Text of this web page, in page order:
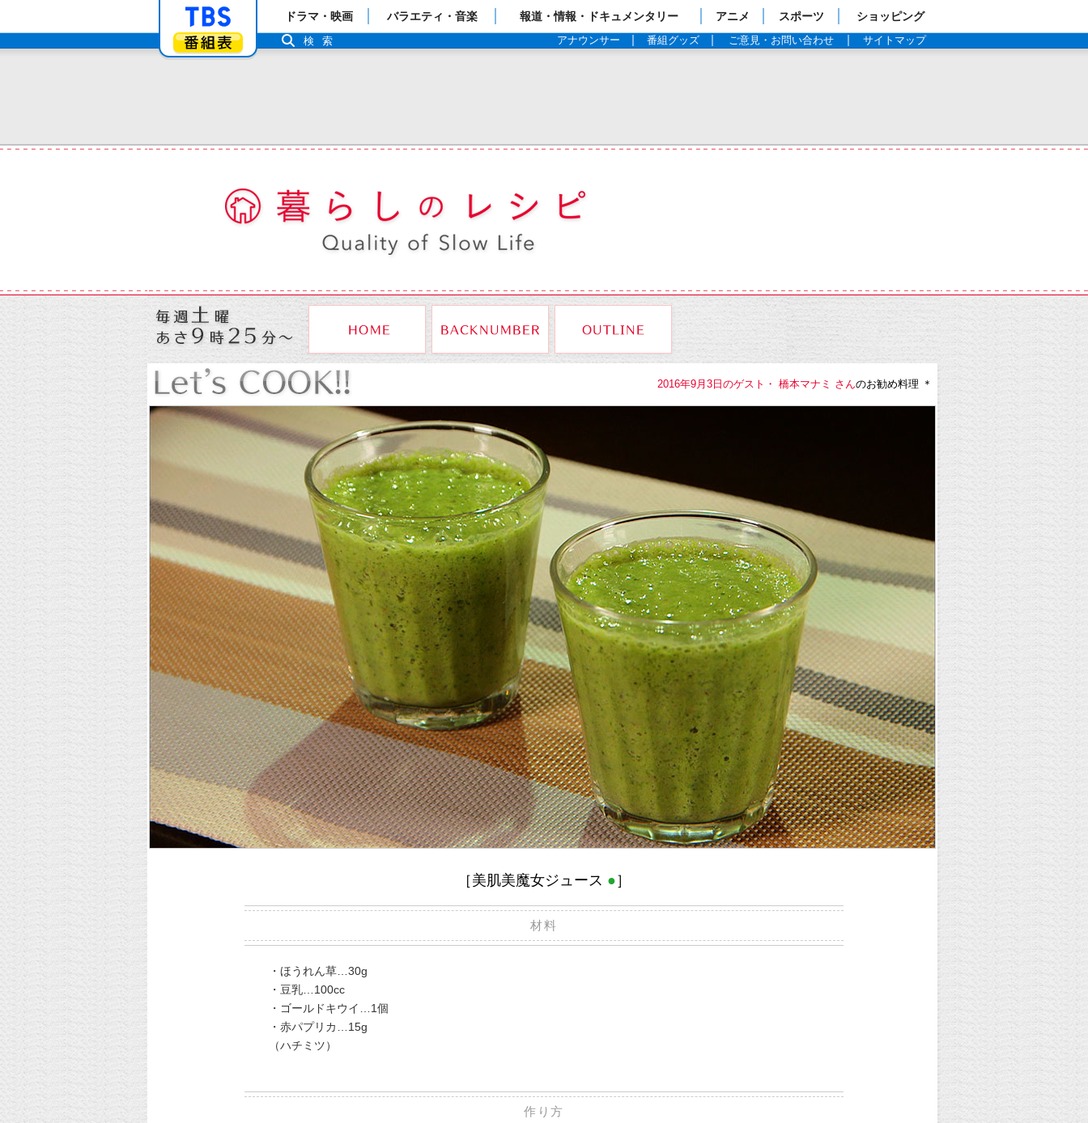
「TBSテレビ」トップページ
番組表
ドラマ・映画 バラエティ・音楽 報道・情報・ドキュメンタリー アニメ スポーツ ショッピング
アナウンサー 番組グッズ ご意見・お問い合わせ サイトマップ
検索
2016年9月3日のゲスト・ 橋本マナミ さんのお勧め料理 ＊
［美肌美魔女ジュース ●］
材料
・ほうれん草…30g
・豆乳…100cc
・ゴールドキウイ…1個
・赤パプリカ…15g
（ハチミツ）
作り方